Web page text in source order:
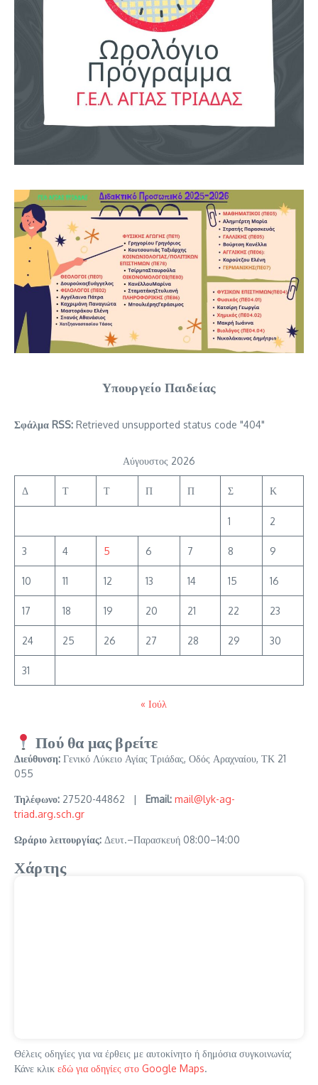
Υπουργείο Παιδείας
Σφάλμα RSS: Retrieved unsupported status code "404"
Αύγουστος 2026
Δ Τ Τ Π Π Σ Κ
1 2
3 4 5 6 7 8 9
10 11 12 13 14 15 16
17 18 19 20 21 22 23
24 25 26 27 28 29 30
31
« Ιούλ
Πού θα μας βρείτε
Διεύθυνση: Γενικό Λύκειο Αγίας Τριάδας, Οδός Αραχναίου, ΤΚ 21
055
Τηλέφωνο: 27520-44862 | Email: mail@lyk-ag-
triad.arg.sch.gr
Ωράριο λειτουργίας: Δευτ.–Παρασκευή 08:00–14:00
Χάρτης
Θέλεις οδηγίες για να έρθεις με αυτοκίνητο ή δημόσια συγκοινωνία;
Κάνε κλικ εδώ για οδηγίες στο Google Maps.